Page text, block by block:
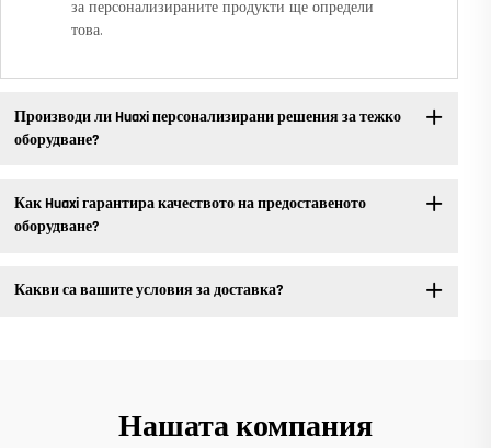
за персонализираните продукти ще определи
това.
Производи ли Huaxi персонализирани решения за тежко
оборудване?
Как Huaxi гарантира качеството на предоставеното
оборудване?
Какви са вашите условия за доставка?
Нашата компания